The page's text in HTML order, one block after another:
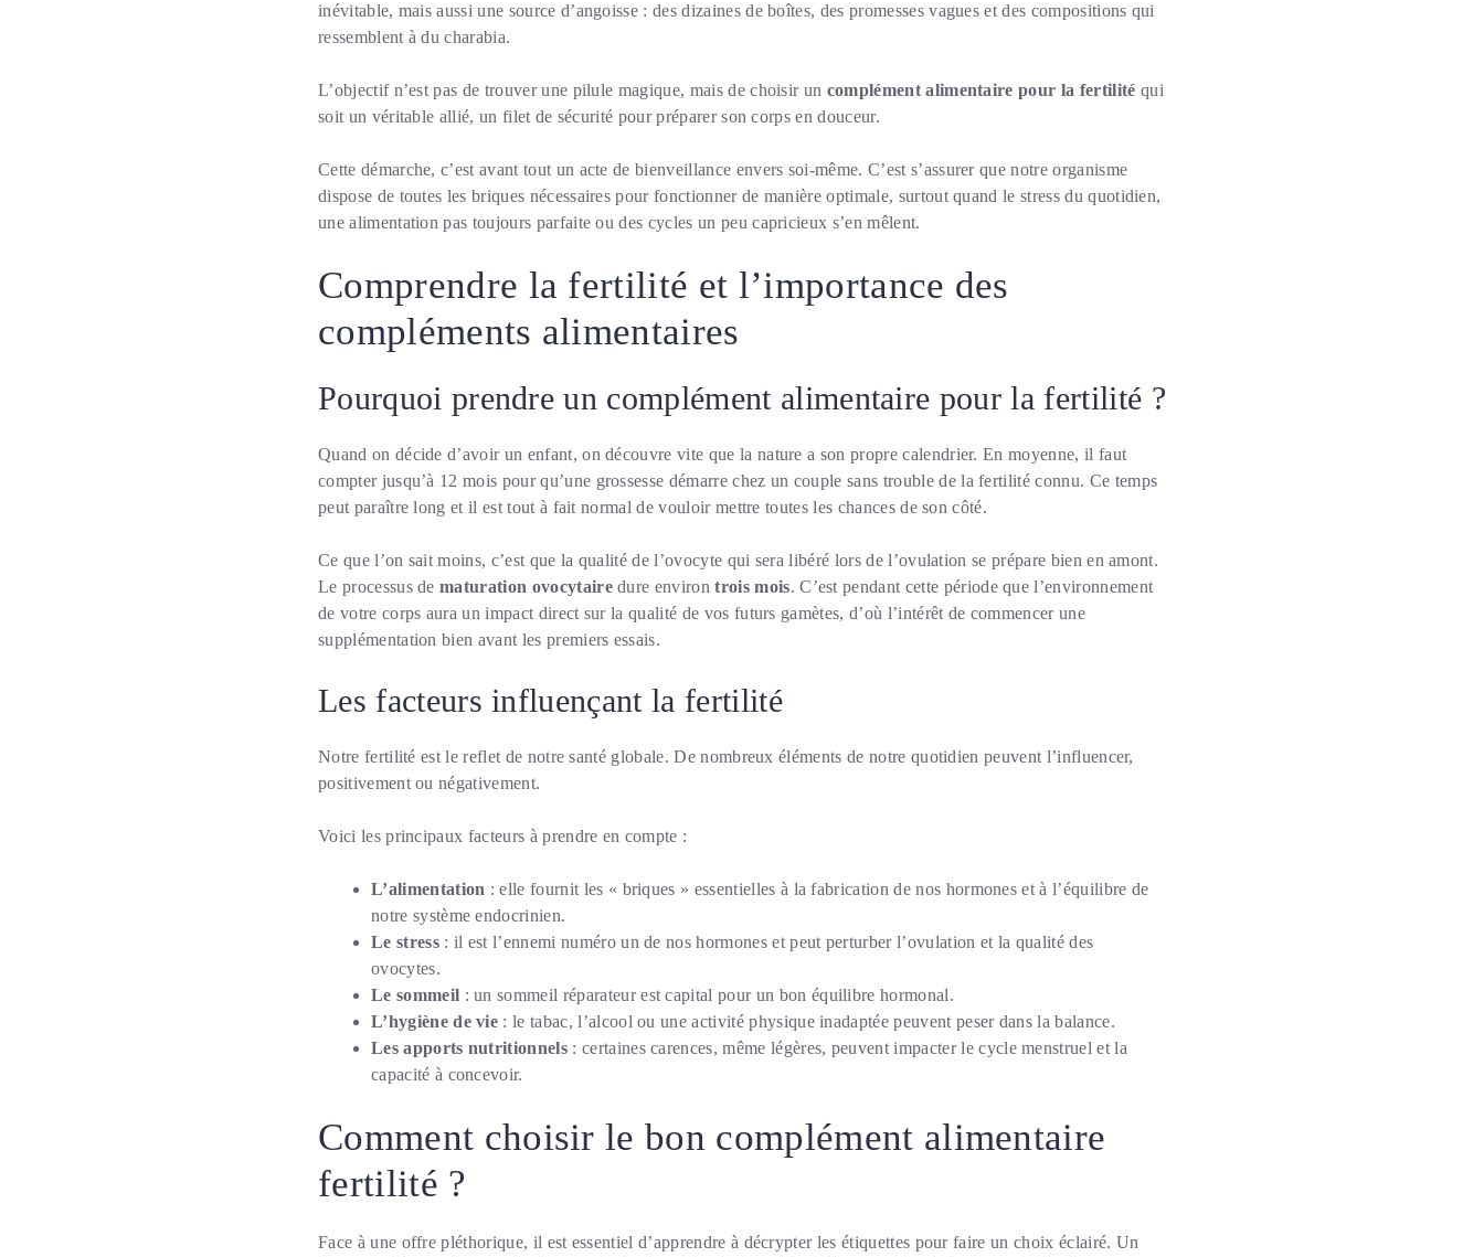
inévitable, mais aussi une source d’angoisse : des dizaines de boîtes, des promesses vagues et des compositions qui
ressemblent à du charabia.
L’objectif n’est pas de trouver une pilule magique, mais de choisir un complément alimentaire pour la fertilité qui
soit un véritable allié, un filet de sécurité pour préparer son corps en douceur.
Cette démarche, c’est avant tout un acte de bienveillance envers soi-même. C’est s’assurer que notre organisme
dispose de toutes les briques nécessaires pour fonctionner de manière optimale, surtout quand le stress du quotidien,
une alimentation pas toujours parfaite ou des cycles un peu capricieux s’en mêlent.
Comprendre la fertilité et l’importance des
compléments alimentaires
Pourquoi prendre un complément alimentaire pour la fertilité ?
Quand on décide d’avoir un enfant, on découvre vite que la nature a son propre calendrier. En moyenne, il faut
compter jusqu’à 12 mois pour qu’une grossesse démarre chez un couple sans trouble de la fertilité connu. Ce temps
peut paraître long et il est tout à fait normal de vouloir mettre toutes les chances de son côté.
Ce que l’on sait moins, c’est que la qualité de l’ovocyte qui sera libéré lors de l’ovulation se prépare bien en amont.
Le processus dematuration ovocytairedure environtrois mois. C’est pendant cette période que l’environnement
de votre corps aura un impact direct sur la qualité de vos futurs gamètes, d’où l’intérêt de commencer une
supplémentation bien avant les premiers essais.
Les facteurs influençant la fertilité
Notre fertilité est le reflet de notre santé globale. De nombreux éléments de notre quotidien peuvent l’influencer,
positivement ou négativement.
Voici les principaux facteurs à prendre en compte :
L’alimentation : elle fournit les « briques » essentielles à la fabrication de nos hormones et à l’équilibre de
notre système endocrinien.
Le stress: il est l’ennemi numéro un de nos hormones et peut perturber l’ovulation et la qualité des
ovocytes.
Le sommeil : un sommeil réparateur est capital pour un bon équilibre hormonal.
L’hygiène de vie : le tabac, l’alcool ou une activité physique inadaptée peuvent peser dans la balance.
Les apports nutritionnels : certaines carences, même légères, peuvent impacter le cycle menstruel et la
capacité à concevoir.
Comment choisir le bon complément alimentaire
fertilité ?
Face à une offre pléthorique, il est essentiel d’apprendre à décrypter les étiquettes pour faire un choix éclairé. Un